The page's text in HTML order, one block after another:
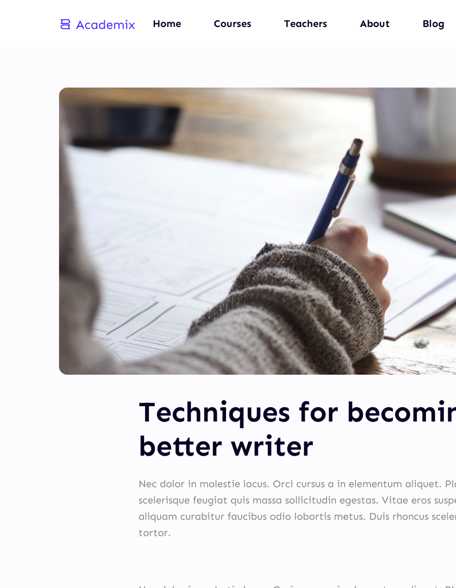
Home Courses Teachers About Blog
Techniques for
better writer
Nec dolor in molestie lacus. Orci cursus a in elementum aliquet.
scelerisque feugiat quis massa sollicitudin egestas. Vitae eros
aliquam curabitur faucibus odio lobortis metus. Duis rhoncus
tortor.